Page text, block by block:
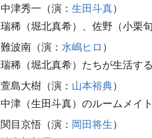
中津秀一（演： 生田斗真）
瑞稀（堀北真希）、佐野（小栗
難波南（演： 水嶋ヒロ ）
瑞稀（堀北真希）たちが生活す
萱島大樹（演： 山本裕典）
中津（生田斗真）のルームメイト
関目京悟（演： 岡田将生 ）